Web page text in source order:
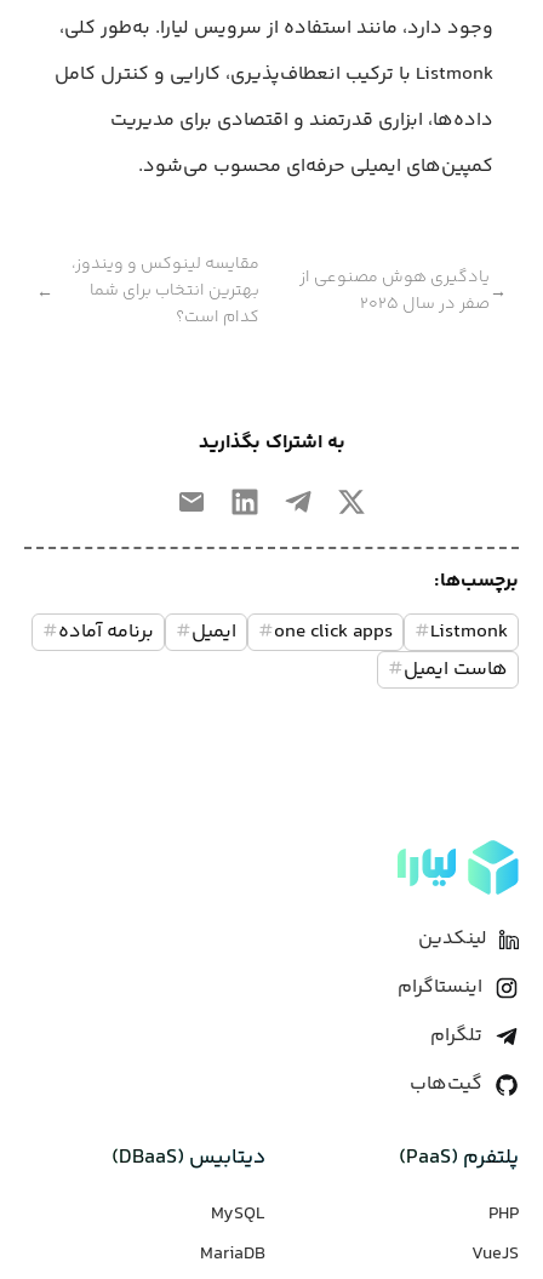
وجود دارد، مانند استفاده از سرویس لیارا. به‌طور کلی،
Listmonk با ترکیب انعطاف‌پذیری، کارایی و کنترل کامل
داده‌ها، ابزاری قدرتمند و اقتصادی برای مدیریت
کمپین‌های ایمیلی حرفه‌ای محسوب می‌شود.
→
یادگیری هوش مصنوعی از
صفر در سال ۲۰۲۵
مقایسه لینوکس و ویندوز،
بهترین انتخاب برای شما
کدام است؟
←
به اشتراک بگذارید
برچسب‌ها:
Listmonk
#
one click apps
# ایمیل# برنامه آماده#
هاست ایمیل#
لینکدین
اینستاگرام
تلگرام
گیت‌هاب
پلتفرم (PaaS)
PHP
VueJS
دیتابیس‌ (DBaaS)
MySQL
MariaDB